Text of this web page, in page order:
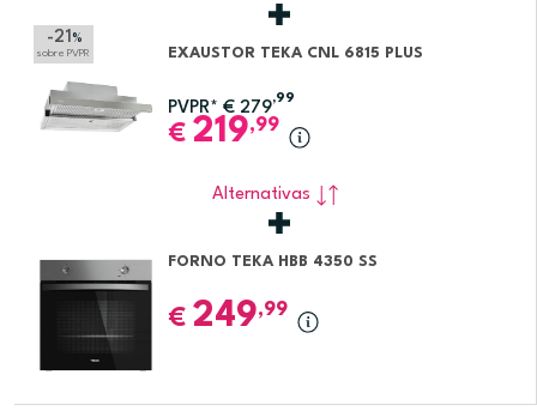
-21 %
sobre PVPR EXAUSTOR TEKA CNL 6815 PLUS
PVPR* € 279
,99
€ 219,99
Alternativas
FORNO TEKA HBB 4350 SS
€ 249,99